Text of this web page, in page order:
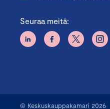
Seuraa meitä:
© Keskuskauppakamari 2026